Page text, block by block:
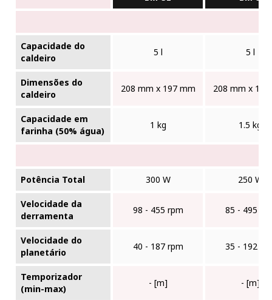
Capacidade do
caldeiro
5 l 5 l
Dimensões do
caldeiro
208 mm x 197 mm 208 mm x
Capacidade em
farinha (50% água)
1 kg 1.5 kg
Potência Total 300 W 250 W
Velocidade da
derramenta
98 - 455 rpm 85 - 495
Velocidade do
planetário
40 - 187 rpm 35 - 192
Temporizador
(min-max)
- [m] - [m]